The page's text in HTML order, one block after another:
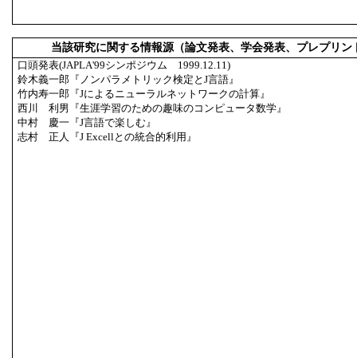
当該研究に関する情報源（論文発表、学会発表、プレプリン
口頭発表(JAPLA'99シンポジウム 1999.12.11)
鈴木義一郎『ノンパラメトリック検定とJ言語』
竹内寿一郎『Jによるニューラルネットワークの計算』
西川 利男『生涯学習のための趣味のコンピュータ数学』
中村 慶一『J言語で楽しむ』
志村 正人『J Excellとの統合的利用』